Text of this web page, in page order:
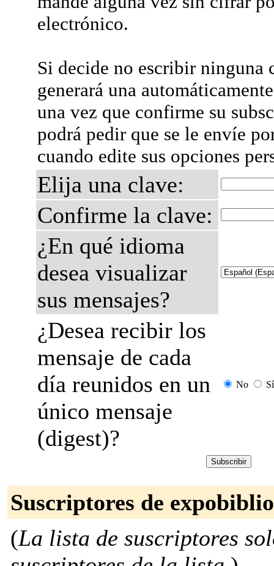
electrónico.
Si decide no escribir ninguna
generará una
una vez que confirme su
podrá pedir que se le envíe
cuando edite sus opciones
Elija una clave:
Confirme la clave:
¿En qué idioma
desea visualizar
sus mensajes?
¿Desea recibir los
mensaje de cada
día reunidos en un
único mensaje
(digest)?
No Sí
Suscriptores de expobiblio
(La lista de suscriptores